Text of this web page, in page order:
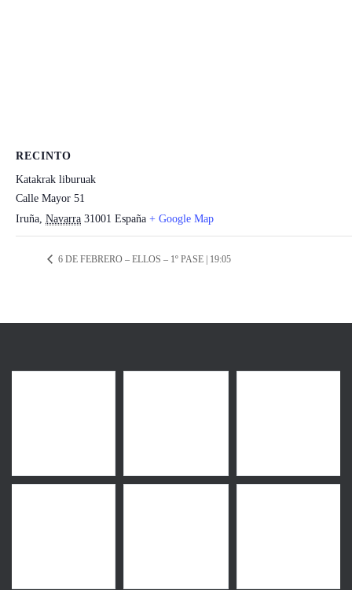
RECINTO
Katakrak liburuak
Calle Mayor 51
Iruña, Navarra 31001 España + Google Map
6 DE FEBRERO – ELLOS – 1º PASE | 19:05